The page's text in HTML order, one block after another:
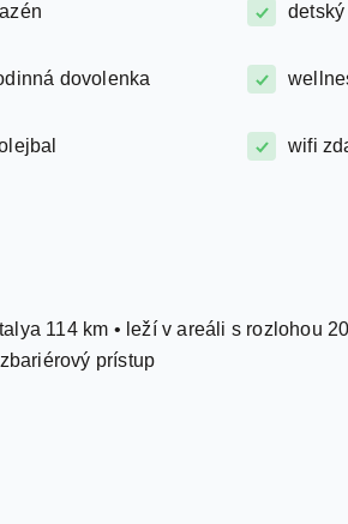
dovolenka
wifi
114 km • leží v areáli s rozlohou
prístup